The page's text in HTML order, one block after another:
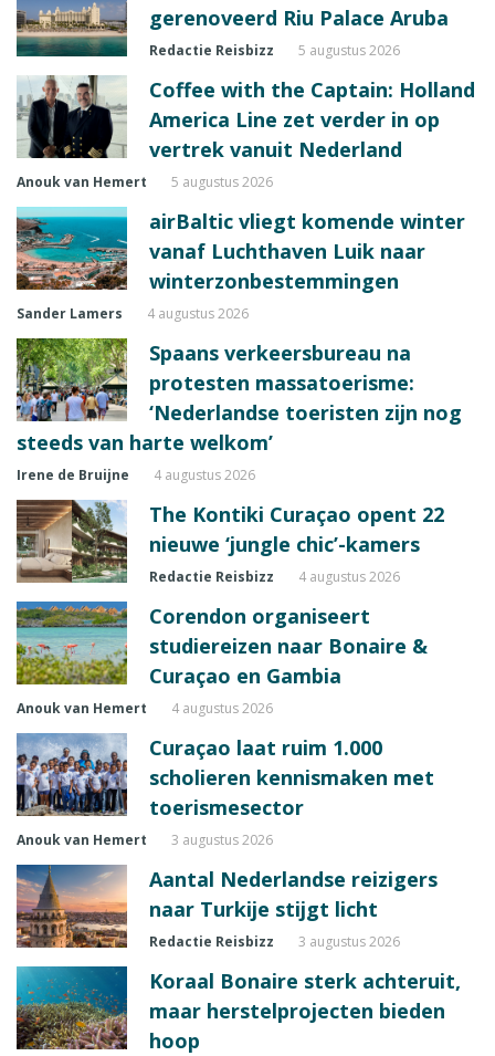
gerenoveerd Riu Palace Aruba
Redactie Reisbizz 5 augustus 2026
Coffee with the Captain: Holland
America Line zet verder in op
vertrek vanuit Nederland
Anouk van Hemert 5 augustus 2026
airBaltic vliegt komende winter
vanaf Luchthaven Luik naar
winterzonbestemmingen
Sander Lamers 4 augustus 2026
Spaans verkeersbureau na
protesten massatoerisme:
‘Nederlandse toeristen zijn nog
steeds van harte welkom’
Irene de Bruijne 4 augustus 2026
The Kontiki Curaçao opent 22
nieuwe ‘jungle chic’-kamers
Redactie Reisbizz 4 augustus 2026
Corendon organiseert
studiereizen naar Bonaire &
Curaçao en Gambia
Anouk van Hemert 4 augustus 2026
Curaçao laat ruim 1.000
scholieren kennismaken met
toerismesector
Anouk van Hemert 3 augustus 2026
Aantal Nederlandse reizigers
naar Turkije stijgt licht
Redactie Reisbizz 3 augustus 2026
Koraal Bonaire sterk achteruit,
maar herstelprojecten bieden
hoop